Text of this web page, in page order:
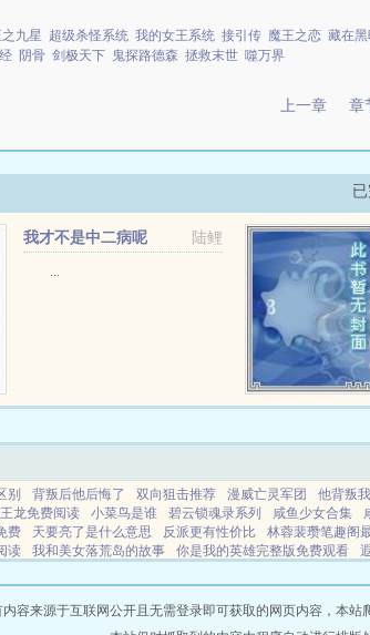
九星 超级杀怪系统 我的女王系统 接引传 魔王之恋 藏在
阴骨 剑极天下 鬼探路德森 拯救末世 噬万界
上一章 章
陆鲤
我才不是中二病呢
...
别 背叛后他后悔了 双向狙击推荐 漫威亡灵军团 他背叛
龙免费阅读 小菜鸟是谁 碧云锁魂录系列 咸鱼少女合集
费
天要亮了是什么意思 反派更有性价比 林蓉裴瓒笔趣阁
读
我和美女落荒岛的故事 你是我的英雄完整版免费观看
鱼少女翻个身泳装是哪个 长公主风华绝代短剧内容 崛起于
容来源于互联网公开且无需登录即可获取的网页内容，本站